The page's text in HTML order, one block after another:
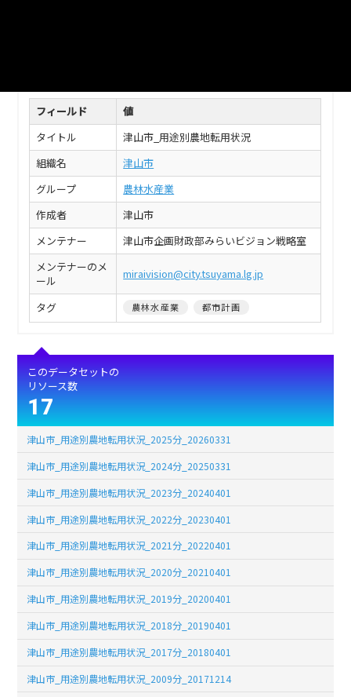
フィールド
値
タイトル
津山市_用途別農地転用状況
組織名
津山市
グループ
農林水産業
作成者
津山市
メンテナー
津山市企画財政部みらいビジョン戦略室
メンテナーのメ
ール
miraivision@city.tsuyama.lg.jp
タグ 農林水産業 都市計画
このデータセットの
リソース数
17
津山市_用途別農地転用状況_2025分_20260331
津山市_用途別農地転用状況_2024分_20250331
津山市_用途別農地転用状況_2023分_20240401
津山市_用途別農地転用状況_2022分_20230401
津山市_用途別農地転用状況_2021分_20220401
津山市_用途別農地転用状況_2020分_20210401
津山市_用途別農地転用状況_2019分_20200401
津山市_用途別農地転用状況_2018分_20190401
津山市_用途別農地転用状況_2017分_20180401
津山市_用途別農地転用状況_2009分_20171214